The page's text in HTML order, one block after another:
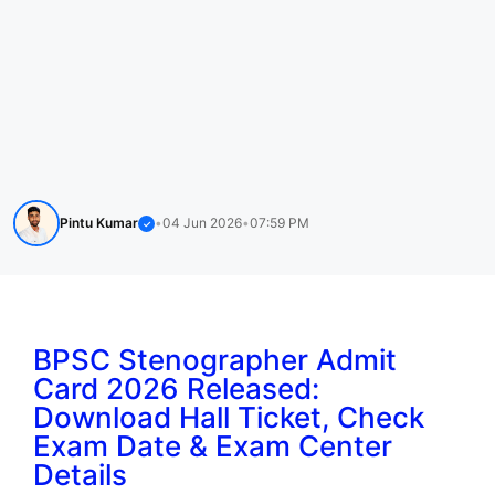
Pintu Kumar ✓ •04 Jun 2026•07:59 PM
BPSC Stenographer Admit
Card 2026 Released:
Download Hall Ticket, Check
Exam Date & Exam Center
Details